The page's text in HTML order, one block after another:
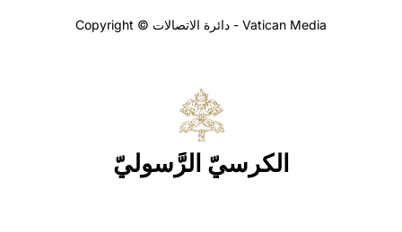
Copyright © دائرة الاتصالات - Vatican Media
الكرسيّ الرَّسوليّ